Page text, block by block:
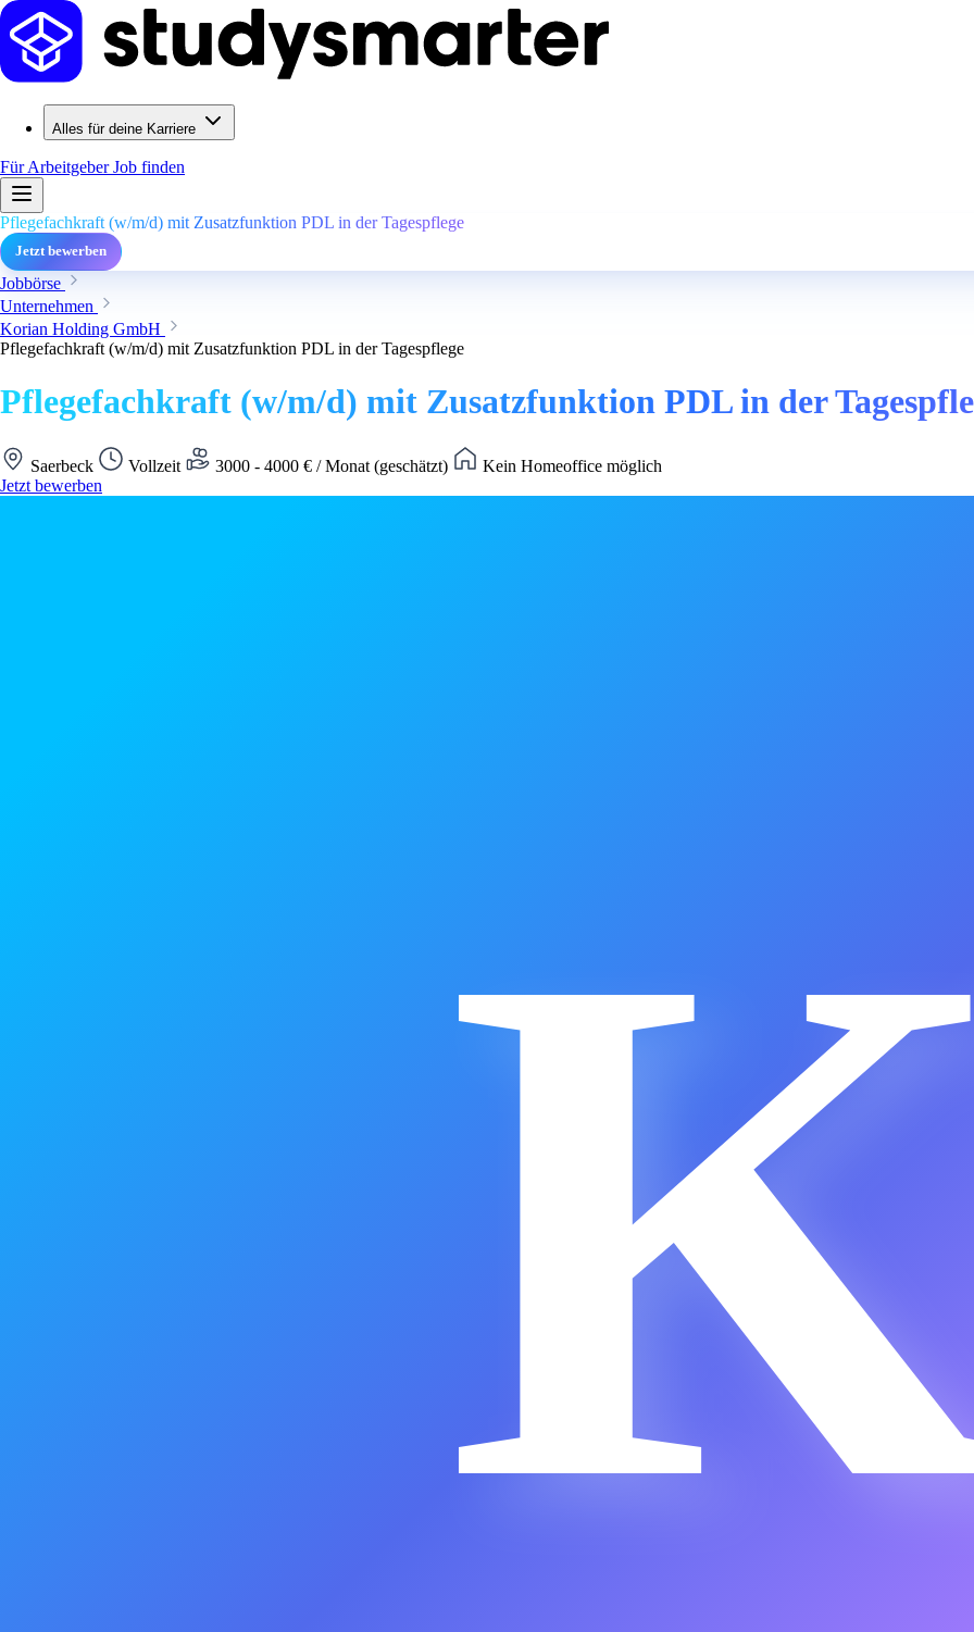
Alles für deine Karriere
Für ArbeitgeberJob finden
Pflegefachkraft (w/m/d) mit Zusatzfunktion PDL in der Tagespflege
Jetzt bewerben
Jobbörse
Unternehmen
Korian Holding GmbH
Pflegefachkraft (w/m/d) mit Zusatzfunktion PDL in der Tagespflege
Pflegefachkraft (w/m/d) mit Zusatzfunktion PDL in der
Saerbeck Vollzeit 3000 - 4000 € / Monat (geschätzt)
Kein Homeoffice möglich
Jetzt bewerben